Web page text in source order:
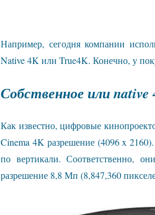
Например, сегодня компании
Native 4K или True4K. Конечно, у
Собственное или native
Как известно, цифровые
Cinema 4K разрешение (4096 x
по вертикали. Соответственно,
разрешение 8,8 Мп (8,847,360